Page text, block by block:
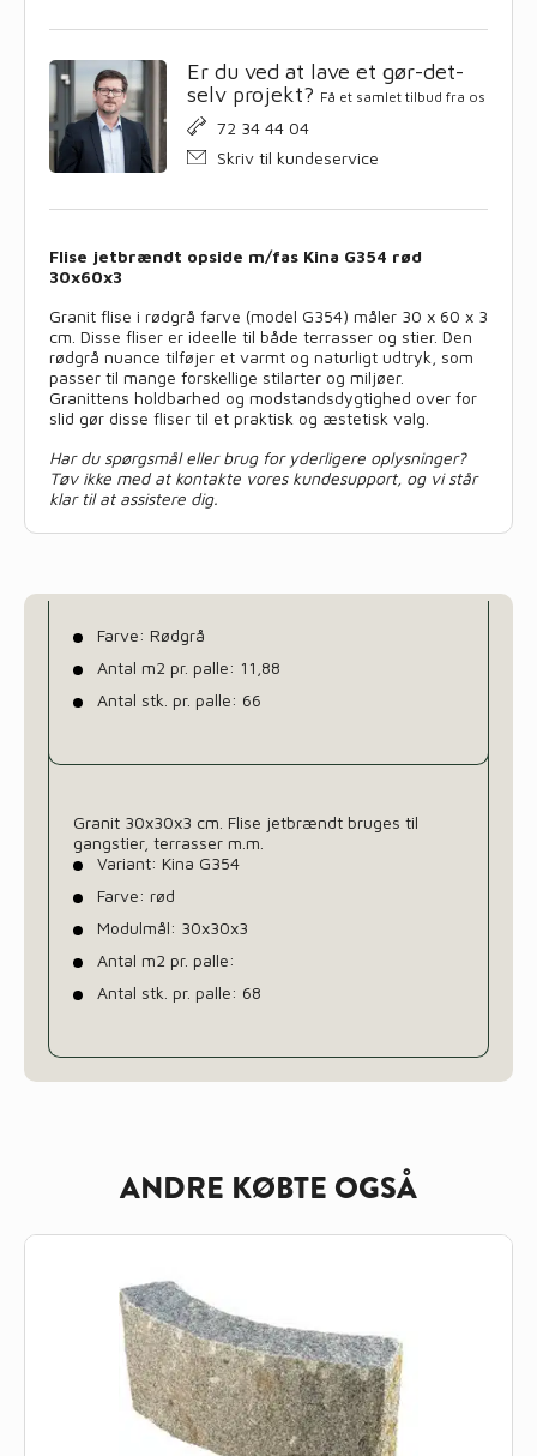
antal
Er du ved at lave et gør-det-
selv projekt? Få et samlet tilbud fra os
72 34 44 04
Skriv til kundeservice
Flise jetbrændt opside m/fas Kina G354 rød
30x60x3
Granit flise i rødgrå farve (model G354) måler 30 x 60 x 3
cm. Disse fliser er ideelle til både terrasser og stier. Den
rødgrå nuance tilføjer et varmt og naturligt udtryk, som
passer til mange forskellige stilarter og miljøer.
Granittens holdbarhed og modstandsdygtighed over for
slid gør disse fliser til et praktisk og æstetisk valg.
Har du spørgsmål eller brug for yderligere oplysninger?
Tøv ikke med at kontakte vores kundesupport, og vi står
klar til at assistere dig.
Farve: Rødgrå
Antal m2 pr. palle: 11,88
Antal stk. pr. palle: 66
Granit 30x30x3 cm. Flise jetbrændt bruges til
gangstier, terrasser m.m.
Variant: Kina G354
Farve: rød
Modulmål: 30x30x3
Antal m2 pr. palle:
Antal stk. pr. palle: 68
ANDRE KØBTE OGSÅ